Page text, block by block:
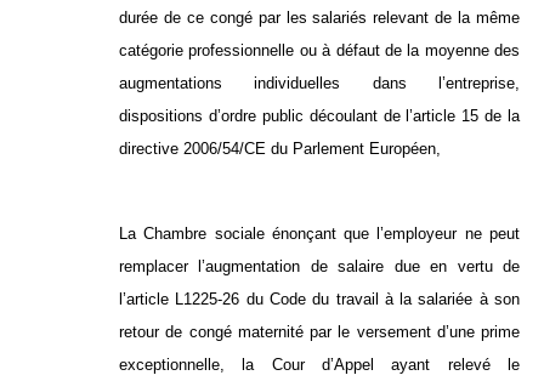
durée de ce congé par les salariés relevant de la même
catégorie professionnelle ou à défaut de la moyenne des
augmentations individuelles dans l’entreprise,
dispositions d’ordre public découlant de l’article 15 de la
directive 2006/54/CE du Parlement Européen,
La Chambre sociale énonçant que l’employeur ne peut
remplacer l’augmentation de salaire due en vertu de
l’article L1225-26 du Code du travail à la salariée à son
retour de congé maternité par le versement d’une prime
exceptionnelle, la Cour d’Appel ayant relevé le